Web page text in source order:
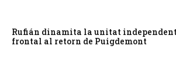
Rufián dinamita la unitat
frontal al retorn de Puigdemont